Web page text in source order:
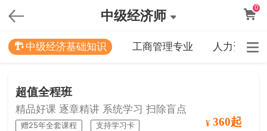
中级经济师
0
中级经济基础知识 工商管理专业 人力资源专
超值全程班
精品好课 逐章精讲 系统学习 扫除盲点
赠25年全套课程
支持学习卡
¥ 360起